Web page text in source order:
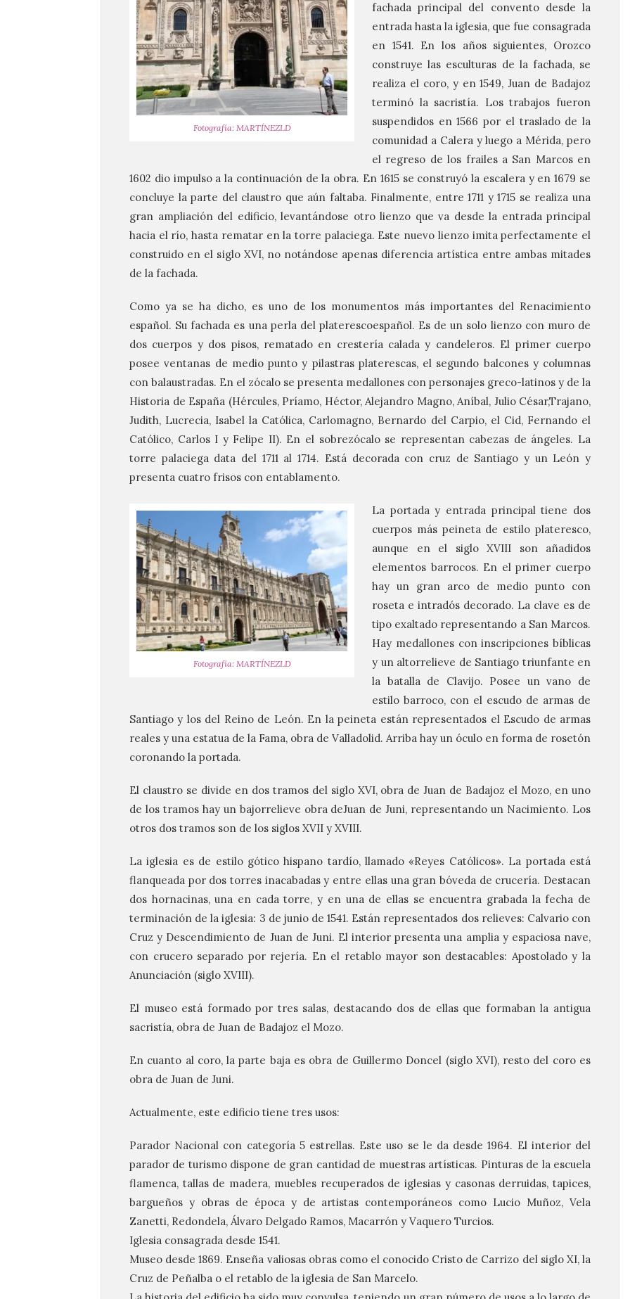
Fotografía: MARTÍNEZLD
fachada principal del convento desde la
entrada hasta la iglesia, que fue consagrada
en 1541. En los años siguientes, Orozco
construye las esculturas de la fachada, se
realiza el coro, y en 1549, Juan de Badajoz
terminó la sacristía. Los trabajos fueron
suspendidos en 1566 por el traslado de la
comunidad a Calera y luego a Mérida, pero
el regreso de los frailes a San Marcos en
1602 dio impulso a la continuación de la obra. En 1615 se construyó la escalera y en 1679 se
concluye la parte del claustro que aún faltaba. Finalmente, entre 1711 y 1715 se realiza una
gran ampliación del edificio, levantándose otro lienzo que va desde la entrada principal
hacia el río, hasta rematar en la torre palaciega. Este nuevo lienzo imita perfectamente el
construido en el siglo XVI, no notándose apenas diferencia artística entre ambas mitades
de la fachada.
Como ya se ha dicho, es uno de los monumentos más importantes del Renacimiento
español. Su fachada es una perla del platerescoespañol. Es de un solo lienzo con muro de
dos cuerpos y dos pisos, rematado en crestería calada y candeleros. El primer cuerpo
posee ventanas de medio punto y pilastras platerescas, el segundo balcones y columnas
con balaustradas. En el zócalo se presenta medallones con personajes greco-latinos y de la
Historia de España (Hércules, Príamo, Héctor, Alejandro Magno, Aníbal, Julio César,Trajano,
Judith, Lucrecia, Isabel la Católica, Carlomagno, Bernardo del Carpio, el Cid, Fernando el
Católico, Carlos I y Felipe II). En el sobrezócalo se representan cabezas de ángeles. La
torre palaciega data del 1711 al 1714. Está decorada con cruz de Santiago y un León y
presenta cuatro frisos con entablamento.
Fotografía: MARTÍNEZLD
La portada y entrada principal tiene dos
cuerpos más peineta de estilo plateresco,
aunque en el siglo XVIII son añadidos
elementos barrocos. En el primer cuerpo
hay un gran arco de medio punto con
roseta e intradós decorado. La clave es de
tipo exaltado representando a San Marcos.
Hay medallones con inscripciones bíblicas
y un altorrelieve de Santiago triunfante en
la batalla de Clavijo. Posee un vano de
estilo barroco, con el escudo de armas de
Santiago y los del Reino de León. En la peineta están representados el Escudo de armas
reales y una estatua de la Fama, obra de Valladolid. Arriba hay un óculo en forma de rosetón
coronando la portada.
El claustro se divide en dos tramos del siglo XVI, obra de Juan de Badajoz el Mozo, en uno
de los tramos hay un bajorrelieve obra deJuan de Juni, representando un Nacimiento. Los
otros dos tramos son de los siglos XVII y XVIII.
La iglesia es de estilo gótico hispano tardío, llamado «Reyes Católicos». La portada está
flanqueada por dos torres inacabadas y entre ellas una gran bóveda de crucería. Destacan
dos hornacinas, una en cada torre, y en una de ellas se encuentra grabada la fecha de
terminación de la iglesia: 3 de junio de 1541. Están representados dos relieves: Calvario con
Cruz y Descendimiento de Juan de Juni. El interior presenta una amplia y espaciosa nave,
con crucero separado por rejería. En el retablo mayor son destacables: Apostolado y la
Anunciación (siglo XVIII).
El museo está formado por tres salas, destacando dos de ellas que formaban la antigua
sacristía, obra de Juan de Badajoz el Mozo.
En cuanto al coro, la parte baja es obra de Guillermo Doncel (siglo XVI), resto del coro es
obra de Juan de Juni.
Actualmente, este edificio tiene tres usos:
Parador Nacional con categoría 5 estrellas. Este uso se le da desde 1964. El interior del
parador de turismo dispone de gran cantidad de muestras artísticas. Pinturas de la escuela
flamenca, tallas de madera, muebles recuperados de iglesias y casonas derruidas, tapices,
bargueños y obras de época y de artistas contemporáneos como Lucio Muñoz, Vela
Zanetti, Redondela, Álvaro Delgado Ramos, Macarrón y Vaquero Turcios.
Iglesia consagrada desde 1541.
Museo desde 1869. Enseña valiosas obras como el conocido Cristo de Carrizo del siglo XI, la
Cruz de Peñalba o el retablo de la iglesia de San Marcelo.